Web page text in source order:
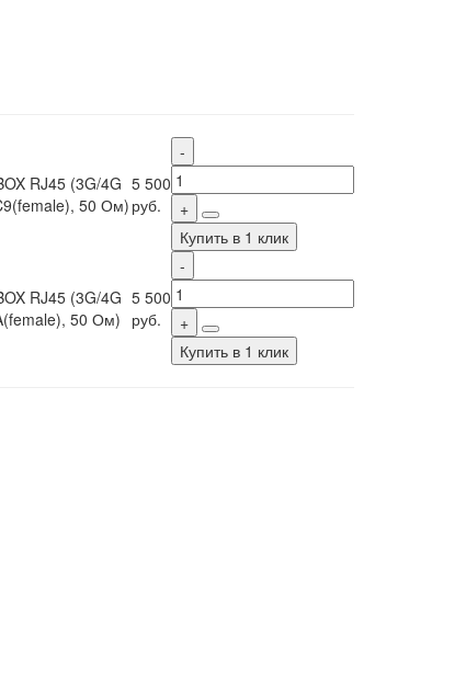
RJ45 (3G/4G
50 Ом)
5 500
руб.
Купить в 1 клик
RJ45 (3G/4G
50 Ом)
5 500
руб.
Купить в 1 клик